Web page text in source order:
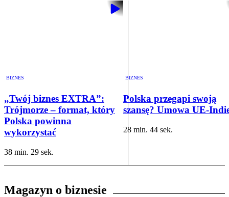
BIZNES
„Twój biznes EXTRA”:
Trójmorze – format, który
Polska powinna
wykorzystać
38 min. 29 sek.
BIZNES
Polska przegapi swoją
szansę? Umowa UE-
28 min. 44 sek.
Magazyn o biznesie